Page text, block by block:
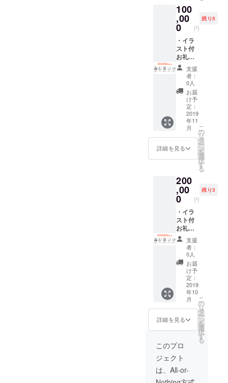
年12
月） ・
直筆サ
イン入
り限定
版単行
本プレ
ゼント
（2019
年9月）
・直筆
サイン
色紙プ
レゼン
（2019
年10
月） ・
奥付に
お名前
ジット
（2019
年9月）
→10文
字以内
※ニック
ネーム
でも可
100
,00
0 円
残り5
・イラ
スト付
お礼
メール
（2018
年9月）
・作業
の進捗
メール
（2018
年10
月） ・
特別
ネーム5
枚 コ
ピー
年12
月） ・
直筆サ
イン入
り限定
版単行
本プレ
ゼント
（2019
年9月）
・奥付
にお名
前クレ
ジット
（2019
年9月）
→10文
字以
内 ※
ニック
ネーム
でも可
・犬木
風似顔
絵プレ
支援
者：
0人
お届
け予
定：
2019
年11
月
詳細を見る
こ
の
リ
タ
ー
ン
を
選
択
す
る
200
,00
0 円
残り3
・イラ
スト付
お礼
メール
（2018
年9月）
・作業
の進捗
メール
（2018
年10
月） ・
特別
ネーム5
枚 コ
ピー
（2018
年12
月） ・
直筆サ
イン入
支援
者：
0人
お届
け予
定：
2019
年10
月
詳細を見る
こ
の
リ
タ
ー
ン
を
選
択
す
る
このプロ
ジェクト
は、All-or-